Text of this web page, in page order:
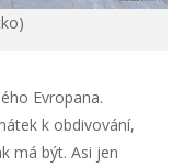
Evropana.
k obdivování,
má být. Asi jen